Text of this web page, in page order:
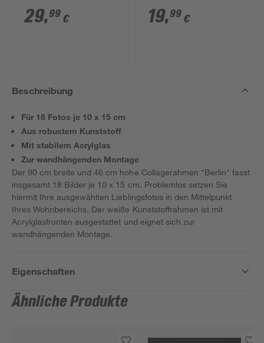
cm
29,99 €
x 24 cm, Leine und 6
Klammern
19,99 €
Beschreibung
Für 18 Fotos je 10 x 15 cm
Aus robustem Kunststoff
Mit stabilem Acrylglas
Zur wandhängenden Montage
Der 90 cm breite und 46 cm hohe Collagerahmen "Berlin" fasst
insgesamt 18 Bilder je 10 x 15 cm. Problemlos setzen Sie
hiermit Ihre ausgewählten Lieblingsfotos in den Mittelpunkt
Ihres Wohnbereichs. Der weiße Kunststoffrahmen ist mit
Acrylglasfronten ausgestattet und eignet sich zur
wandhängenden Montage.
Eigenschaften
Ähnliche Produkte